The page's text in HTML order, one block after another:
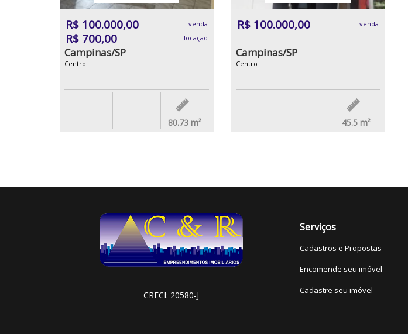
R$ 100.000,00 venda
R$ 700,00 locação
Campinas/SP
Centro
80.73 m²
R$ 100.000,00 venda
Campinas/SP
Centro
45.5 m²
CRECI: 20580-J
Serviços
Cadastros e Propostas
Encomende seu imóvel
Cadastre seu imóvel